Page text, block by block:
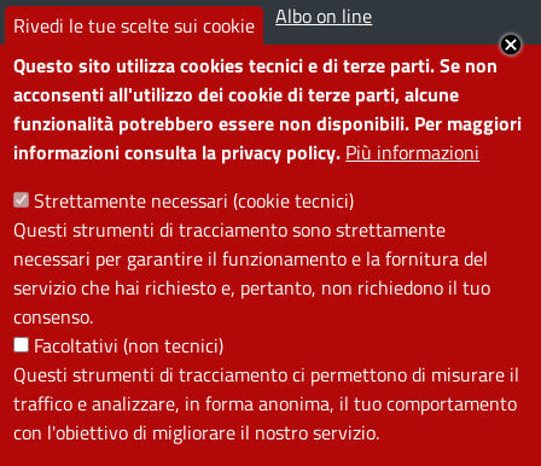
Rivedi le tue scelte sui cookie
Questo sito utilizza cookies tecnici e di terze parti. Se non
acconsenti all'utilizzo dei cookie di terze parti, alcune
funzionalità potrebbero essere non disponibili. Per maggiori
informazioni consulta la privacy policy. Più informazioni
Strettamente necessari (cookie tecnici)
Questi strumenti di tracciamento sono strettamente
necessari per garantire il funzionamento e la fornitura del
servizio che hai richiesto e, pertanto, non richiedono il tuo
consenso.
Facoltativi (non tecnici)
Questi strumenti di tracciamento ci permettono di misurare il
traffico e analizzare, in forma anonima, il tuo comportamento
con l'obiettivo di migliorare il nostro servizio.
Prenota appuntamento
Segnala disservizio
Amministrazione
trasparente
Note legali
Albo on line
Redazione web
Piano di miglioramento dei
servizi
Contatti
SEGUICI SU
Facebook
Instagram
YouTube
Telegram
WhatsApp
TwitterLinkedin
PRIVACY
Useful links section
La Privacy nel Comune